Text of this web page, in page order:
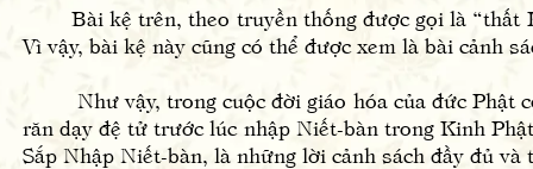
Bài kệ trên, theo truyền thống được gọi là “thất
Vì vậy, bài kệ này cũng có thể được xem là bài cảnh
Như vậy, trong cuộc đời giáo hóa của đức Phật
răn dạy đệ tử trước lúc nhập Niết-bàn trong Kinh
Sắp Nhập Niết-bàn, là những lời cảnh sách đầy đủ